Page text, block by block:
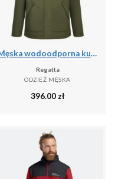
Męska wodoodporna kurtka Slyvan
Regatta
ODZIEŻ MĘSKA
396.00 zł